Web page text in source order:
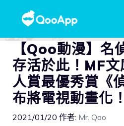
【Qoo動漫】名
存活於此！MF
人賞最優秀賞《
布將電視動畫化！
2021/01/20 作者: Mr. Qoo